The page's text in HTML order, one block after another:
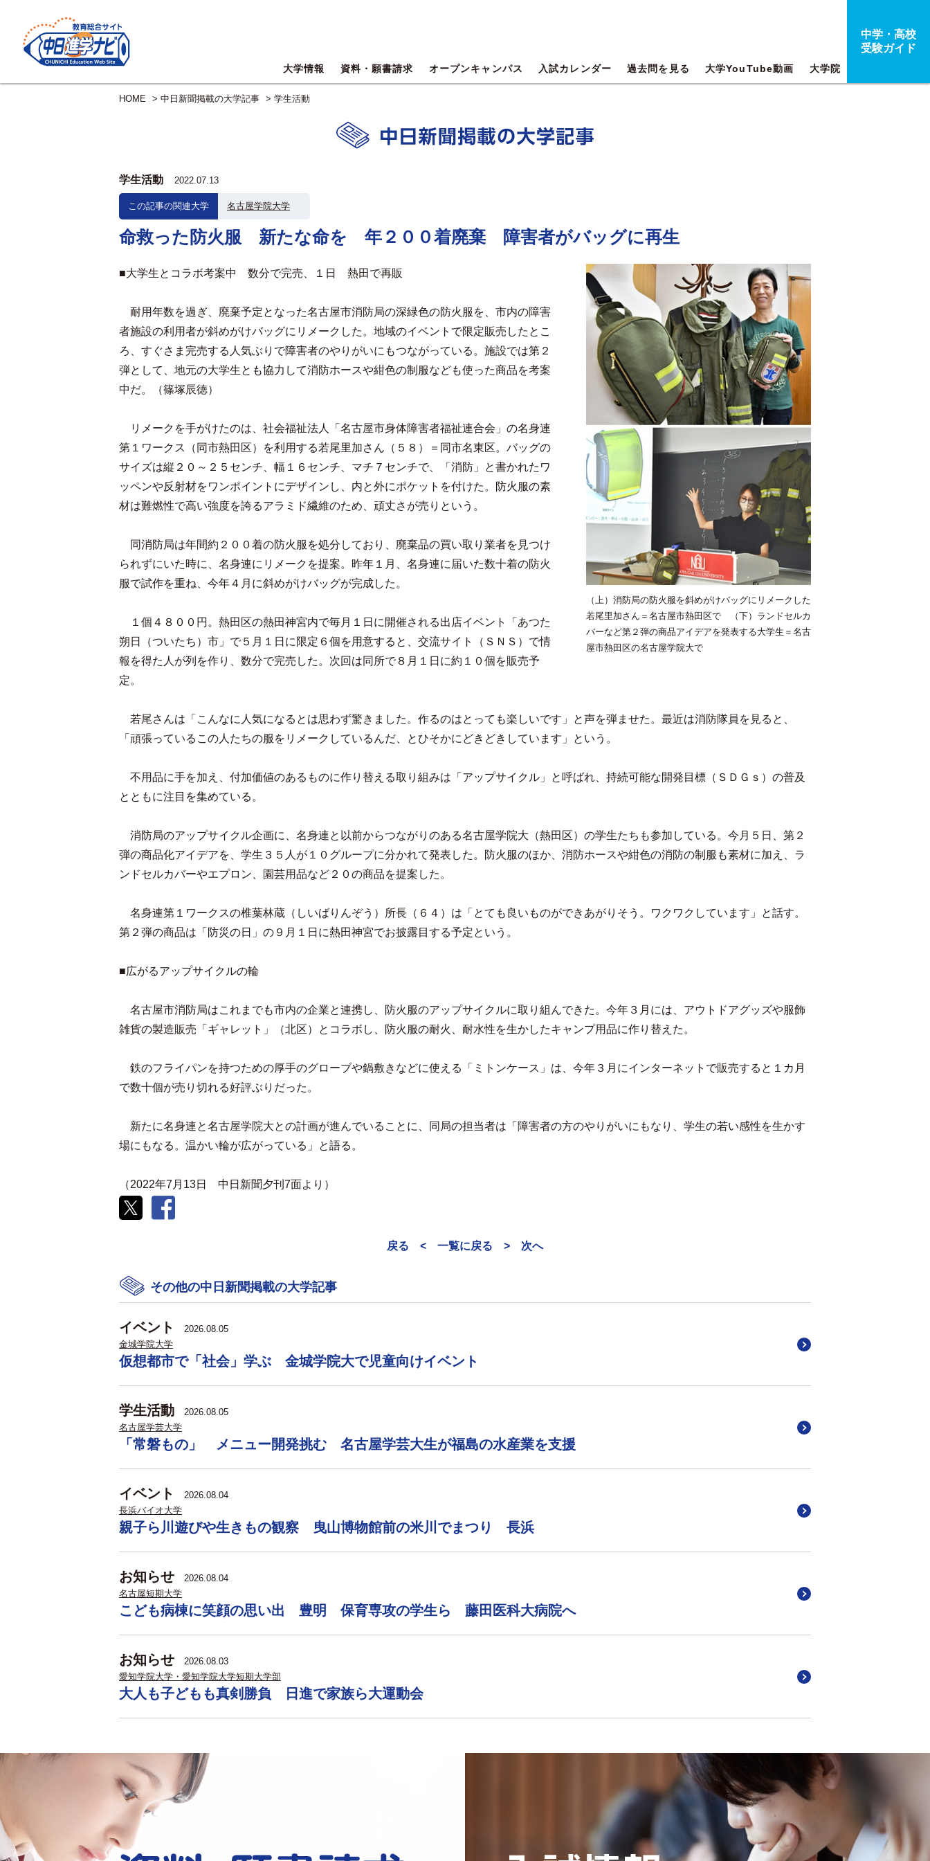
大学情報 資料・願書請求 オープンキャンパス 入試カレンダー 過去問を見る 大学YouTube動画 大学院
中学・高校
受験ガイド
HOME > 中日新聞掲載の大学記事 > 学生活動
学生活動 2022.07.13
この記事の関連大学 名古屋学院大学
命救った防火服 新たな命を 年２００着廃棄 障害者がバッグに再生
（上）消防局の防火服を斜めがけバッグにリメークした
若尾里加さん＝名古屋市熱田区で （下）ランドセルカ
バーなど第２弾の商品アイデアを発表する大学生＝名古
屋市熱田区の名古屋学院大で
■大学生とコラボ考案中 数分で完売、１日 熱田で再販
耐用年数を過ぎ、廃棄予定となった名古屋市消防局の深緑色の防火服を、市内の障害
者施設の利用者が斜めがけバッグにリメークした。地域のイベントで限定販売したとこ
ろ、すぐさま完売する人気ぶりで障害者のやりがいにもつながっている。施設では第２
弾として、地元の大学生とも協力して消防ホースや紺色の制服なども使った商品を考案
中だ。（篠塚辰徳）
リメークを手がけたのは、社会福祉法人「名古屋市身体障害者福祉連合会」の名身連
第１ワークス（同市熱田区）を利用する若尾里加さん（５８）＝同市名東区。バッグの
サイズは縦２０～２５センチ、幅１６センチ、マチ７センチで、「消防」と書かれたワ
ッペンや反射材をワンポイントにデザインし、内と外にポケットを付けた。防火服の素
材は難燃性で高い強度を誇るアラミド繊維のため、頑丈さが売りという。
同消防局は年間約２００着の防火服を処分しており、廃棄品の買い取り業者を見つけ
られずにいた時に、名身連にリメークを提案。昨年１月、名身連に届いた数十着の防火
服で試作を重ね、今年４月に斜めがけバッグが完成した。
１個４８００円。熱田区の熱田神宮内で毎月１日に開催される出店イベント「あつた
朔日（ついたち）市」で５月１日に限定６個を用意すると、交流サイト（ＳＮＳ）で情
報を得た人が列を作り、数分で完売した。次回は同所で８月１日に約１０個を販売予
定。
若尾さんは「こんなに人気になるとは思わず驚きました。作るのはとっても楽しいです」と声を弾ませた。最近は消防隊員を見ると、
「頑張っているこの人たちの服をリメークしているんだ、とひそかにどきどきしています」という。
不用品に手を加え、付加価値のあるものに作り替える取り組みは「アップサイクル」と呼ばれ、持続可能な開発目標（ＳＤＧｓ）の普及
とともに注目を集めている。
消防局のアップサイクル企画に、名身連と以前からつながりのある名古屋学院大（熱田区）の学生たちも参加している。今月５日、第２
弾の商品化アイデアを、学生３５人が１０グループに分かれて発表した。防火服のほか、消防ホースや紺色の消防の制服も素材に加え、ラ
ンドセルカバーやエプロン、園芸用品など２０の商品を提案した。
名身連第１ワークスの椎葉林蔵（しいばりんぞう）所長（６４）は「とても良いものができあがりそう。ワクワクしています」と話す。
第２弾の商品は「防災の日」の９月１日に熱田神宮でお披露目する予定という。
■広がるアップサイクルの輪
名古屋市消防局はこれまでも市内の企業と連携し、防火服のアップサイクルに取り組んできた。今年３月には、アウトドアグッズや服飾
雑貨の製造販売「ギャレット」（北区）とコラボし、防火服の耐火、耐水性を生かしたキャンプ用品に作り替えた。
鉄のフライパンを持つための厚手のグローブや鍋敷きなどに使える「ミトンケース」は、今年３月にインターネットで販売すると１カ月
で数十個が売り切れる好評ぶりだった。
新たに名身連と名古屋学院大との計画が進んでいることに、同局の担当者は「障害者の方のやりがいにもなり、学生の若い感性を生かす
場にもなる。温かい輪が広がっている」と語る。
（2022年7月13日 中日新聞夕刊7面より）
戻る < 一覧に戻る > 次へ
その他の中日新聞掲載の大学記事
イベント
2026.08.05
金城学院大学
仮想都市で「社会」学ぶ 金城学院大で児童向けイベント
学生活動
2026.08.05
名古屋学芸大学
「常磐もの」 メニュー開発挑む 名古屋学芸大生が福島の水産業を支援
イベント
2026.08.04
長浜バイオ大学
親子ら川遊びや生きもの観察 曳山博物館前の米川でまつり 長浜
お知らせ
2026.08.04
名古屋短期大学
こども病棟に笑顔の思い出 豊明 保育専攻の学生ら 藤田医科大病院へ
お知らせ
2026.08.03
愛知学院大学・愛知学院大学短期大学部
大人も子どもも真剣勝負 日進で家族ら大運動会